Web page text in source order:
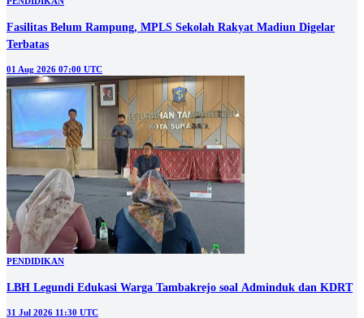
Fasilitas Belum Rampung, MPLS Sekolah Rakyat Madiun Digelar
Terbatas
01 Aug 2026 07:00 UTC
PENDIDIKAN
LBH Legundi Edukasi Warga Tambakrejo soal Adminduk dan KDRT
31 Jul 2026 11:30 UTC